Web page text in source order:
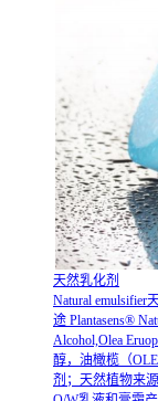
天然乳化剂
Natural emulsifier
途 Plantasens®
Alcohol,Olea
醇，油橄榄（
剂；天然植物来